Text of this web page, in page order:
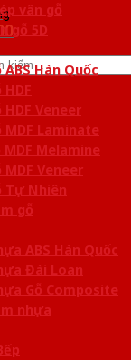
vân gỗ
gỗ 5D
ABS Hàn Quốc
HDF
HDF Veneer
MDF Laminate
MDF Melamine
MDF Veneer
Tự Nhiên
gỗ
ABS Hàn Quốc
Đài Loan
Gỗ Composite
nhựa